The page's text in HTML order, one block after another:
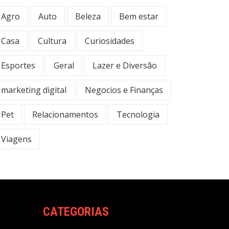
Agro Auto Beleza Bem estar
Casa Cultura Curiosidades
Esportes Geral Lazer e Diversão
marketing digital Negocios e Finanças
Pet Relacionamentos Tecnologia
Viagens
CATEGORIAS